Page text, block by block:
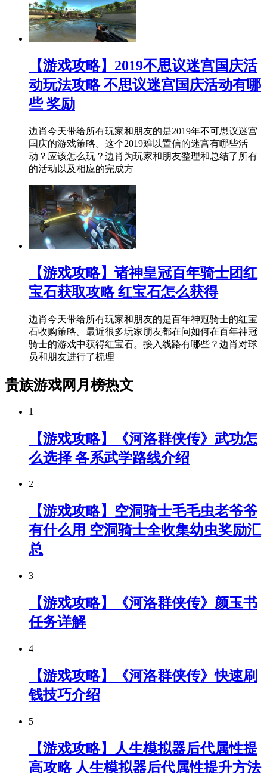
【游戏攻略】2019不思议迷宫国庆活
动玩法攻略 不思议迷宫国庆活动有哪
些 奖励
边肖今天带给所有玩家和朋友的是2019年不可思议迷宫
国庆的游戏策略。这个2019难以置信的迷宫有哪些活
动？应该怎么玩？边肖为玩家和朋友整理和总结了所有
的活动以及相应的完成方
【游戏攻略】诸神皇冠百年骑士团红
宝石获取攻略 红宝石怎么获得
边肖今天带给所有玩家和朋友的是百年神冠骑士的红宝
石收购策略。最近很多玩家朋友都在问如何在百年神冠
骑士的游戏中获得红宝石。接入线路有哪些？边肖对球
员和朋友进行了梳理
贵族游戏网月榜热文
1
【游戏攻略】《河洛群侠传》武功怎
么选择 各系武学路线介绍
2
【游戏攻略】空洞骑士毛毛虫老爷爷
有什么用 空洞骑士全收集幼虫奖励汇
总
3
【游戏攻略】《河洛群侠传》颜玉书
任务详解
4
【游戏攻略】《河洛群侠传》快速刷
钱技巧介绍
5
【游戏攻略】人生模拟器后代属性提
高攻略 人生模拟器后代属性提升方法